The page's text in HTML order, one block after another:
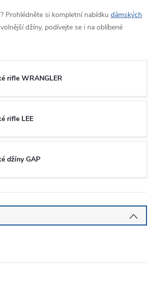
Prohlédněte si kompletní nabídku dámských
džíny, podívejte se i na oblíbené
rifle WRANGLER
rifle LEE
džíny GAP